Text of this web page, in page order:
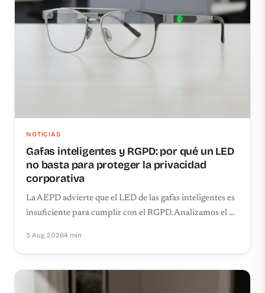
NOTICIAS
Gafas inteligentes y RGPD: por qué un LED
no basta para proteger la privacidad
corporativa
La AEPD advierte que el LED de las gafas inteligentes es
insuficiente para cumplir con el RGPD. Analizamos el …
3 Aug 20264 min